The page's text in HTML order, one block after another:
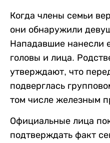
Когда члены семьи
они обнаружили
Нападавшие нанесли
головы и лица.
утверждают, что
подверглась
том числе железным
Официальные лица
подтверждать факт